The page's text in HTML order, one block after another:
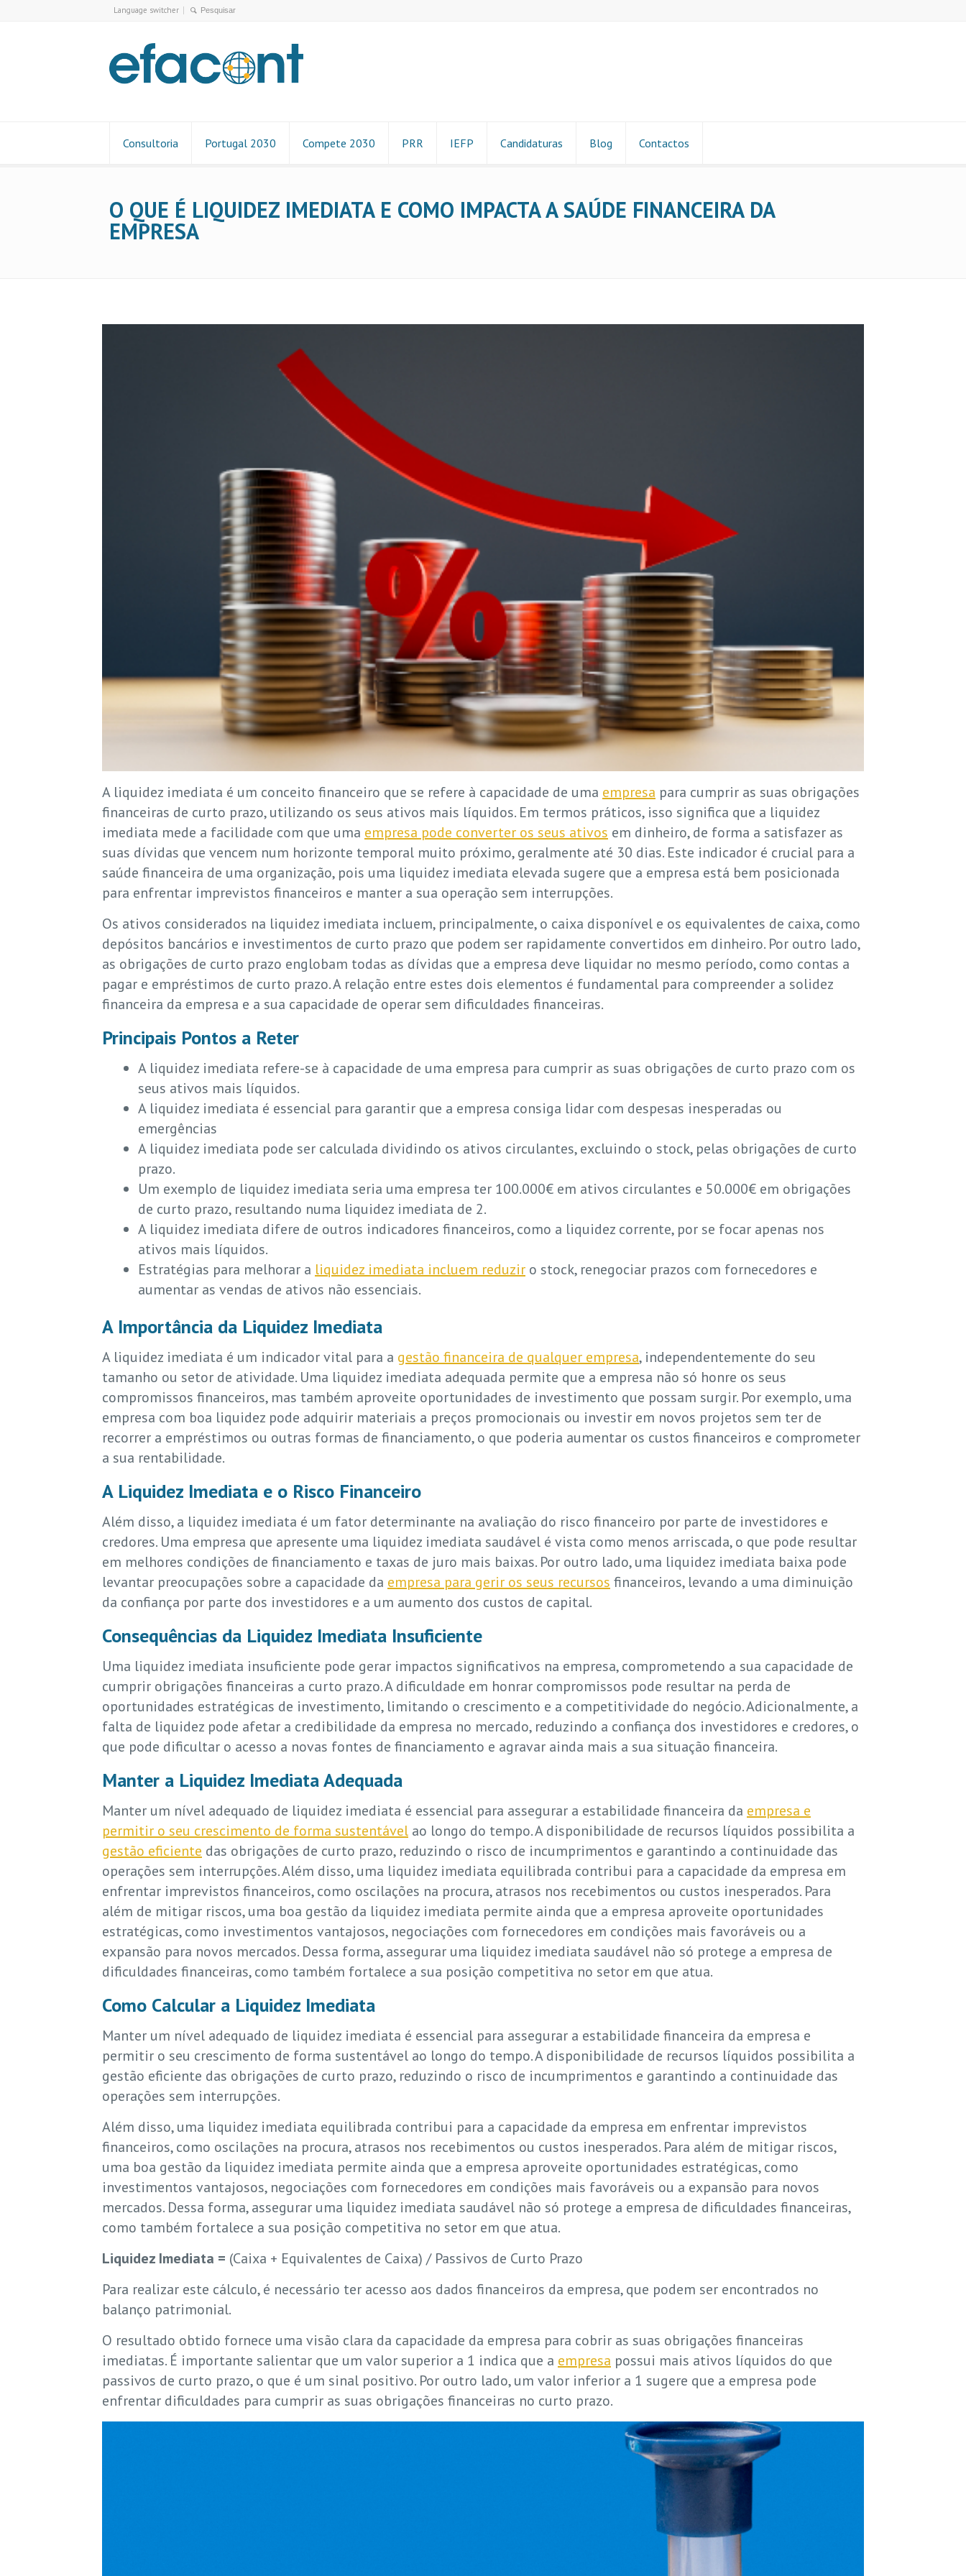
Language switcher
Consultoria Portugal 2030 Compete 2030 PRR IEFP Candidaturas Blog Contactos
O QUE É LIQUIDEZ IMEDIATA E COMO IMPACTA A SAÚDE FINANCEIRA DA
EMPRESA
A liquidez imediata é um conceito financeiro que se refere à capacidade de uma empresa para cumprir as suas obrigações
financeiras de curto prazo, utilizando os seus ativos mais líquidos. Em termos práticos, isso significa que a liquidez
imediata mede a facilidade com que uma empresa pode converter os seus ativos em dinheiro, de forma a satisfazer as
suas dívidas que vencem num horizonte temporal muito próximo, geralmente até 30 dias. Este indicador é crucial para a
saúde financeira de uma organização, pois uma liquidez imediata elevada sugere que a empresa está bem posicionada
para enfrentar imprevistos financeiros e manter a sua operação sem interrupções.
Os ativos considerados na liquidez imediata incluem, principalmente, o caixa disponível e os equivalentes de caixa, como
depósitos bancários e investimentos de curto prazo que podem ser rapidamente convertidos em dinheiro. Por outro lado,
as obrigações de curto prazo englobam todas as dívidas que a empresa deve liquidar no mesmo período, como contas a
pagar e empréstimos de curto prazo. A relação entre estes dois elementos é fundamental para compreender a solidez
financeira da empresa e a sua capacidade de operar sem dificuldades financeiras.
Principais Pontos a Reter
A liquidez imediata refere-se à capacidade de uma empresa para cumprir as suas obrigações de curto prazo com os
seus ativos mais líquidos.
A liquidez imediata é essencial para garantir que a empresa consiga lidar com despesas inesperadas ou
emergências
A liquidez imediata pode ser calculada dividindo os ativos circulantes, excluindo o stock, pelas obrigações de curto
prazo.
Um exemplo de liquidez imediata seria uma empresa ter 100.000€ em ativos circulantes e 50.000€ em obrigações
de curto prazo, resultando numa liquidez imediata de 2.
A liquidez imediata difere de outros indicadores financeiros, como a liquidez corrente, por se focar apenas nos
ativos mais líquidos.
Estratégias para melhorar a liquidez imediata incluem reduzir o stock, renegociar prazos com fornecedores e
aumentar as vendas de ativos não essenciais.
A Importância da Liquidez Imediata
A liquidez imediata é um indicador vital para a gestão financeira de qualquer empresa, independentemente do seu
tamanho ou setor de atividade. Uma liquidez imediata adequada permite que a empresa não só honre os seus
compromissos financeiros, mas também aproveite oportunidades de investimento que possam surgir. Por exemplo, uma
empresa com boa liquidez pode adquirir materiais a preços promocionais ou investir em novos projetos sem ter de
recorrer a empréstimos ou outras formas de financiamento, o que poderia aumentar os custos financeiros e comprometer
a sua rentabilidade.
A Liquidez Imediata e o Risco Financeiro
Além disso, a liquidez imediata é um fator determinante na avaliação do risco financeiro por parte de investidores e
credores. Uma empresa que apresente uma liquidez imediata saudável é vista como menos arriscada, o que pode resultar
em melhores condições de financiamento e taxas de juro mais baixas. Por outro lado, uma liquidez imediata baixa pode
levantar preocupações sobre a capacidade da empresa para gerir os seus recursos financeiros, levando a uma diminuição
da confiança por parte dos investidores e a um aumento dos custos de capital.
Consequências da Liquidez Imediata Insuficiente
Uma liquidez imediata insuficiente pode gerar impactos significativos na empresa, comprometendo a sua capacidade de
cumprir obrigações financeiras a curto prazo. A dificuldade em honrar compromissos pode resultar na perda de
oportunidades estratégicas de investimento, limitando o crescimento e a competitividade do negócio. Adicionalmente, a
falta de liquidez pode afetar a credibilidade da empresa no mercado, reduzindo a confiança dos investidores e credores, o
que pode dificultar o acesso a novas fontes de financiamento e agravar ainda mais a sua situação financeira.
Manter a Liquidez Imediata Adequada
Manter um nível adequado de liquidez imediata é essencial para assegurar a estabilidade financeira da empresa e
permitir o seu crescimento de forma sustentável ao longo do tempo. A disponibilidade de recursos líquidos possibilita a
gestão eficiente das obrigações de curto prazo, reduzindo o risco de incumprimentos e garantindo a continuidade das
operações sem interrupções. Além disso, uma liquidez imediata equilibrada contribui para a capacidade da empresa em
enfrentar imprevistos financeiros, como oscilações na procura, atrasos nos recebimentos ou custos inesperados. Para
além de mitigar riscos, uma boa gestão da liquidez imediata permite ainda que a empresa aproveite oportunidades
estratégicas, como investimentos vantajosos, negociações com fornecedores em condições mais favoráveis ou a
expansão para novos mercados. Dessa forma, assegurar uma liquidez imediata saudável não só protege a empresa de
dificuldades financeiras, como também fortalece a sua posição competitiva no setor em que atua.
Como Calcular a Liquidez Imediata
Manter um nível adequado de liquidez imediata é essencial para assegurar a estabilidade financeira da empresa e
permitir o seu crescimento de forma sustentável ao longo do tempo. A disponibilidade de recursos líquidos possibilita a
gestão eficiente das obrigações de curto prazo, reduzindo o risco de incumprimentos e garantindo a continuidade das
operações sem interrupções.
Além disso, uma liquidez imediata equilibrada contribui para a capacidade da empresa em enfrentar imprevistos
financeiros, como oscilações na procura, atrasos nos recebimentos ou custos inesperados. Para além de mitigar riscos,
uma boa gestão da liquidez imediata permite ainda que a empresa aproveite oportunidades estratégicas, como
investimentos vantajosos, negociações com fornecedores em condições mais favoráveis ou a expansão para novos
mercados. Dessa forma, assegurar uma liquidez imediata saudável não só protege a empresa de dificuldades financeiras,
como também fortalece a sua posição competitiva no setor em que atua.
Liquidez Imediata = (Caixa + Equivalentes de Caixa) / Passivos de Curto Prazo
Para realizar este cálculo, é necessário ter acesso aos dados financeiros da empresa, que podem ser encontrados no
balanço patrimonial.
O resultado obtido fornece uma visão clara da capacidade da empresa para cobrir as suas obrigações financeiras
imediatas. É importante salientar que um valor superior a 1 indica que a empresa possui mais ativos líquidos do que
passivos de curto prazo, o que é um sinal positivo. Por outro lado, um valor inferior a 1 sugere que a empresa pode
enfrentar dificuldades para cumprir as suas obrigações financeiras no curto prazo.